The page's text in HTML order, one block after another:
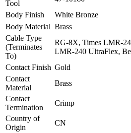
Tool
Body Finish
White Bronze
Body Material Brass
Cable Type
(Terminates
To)
RG-8X, Times LMR-
LMR-240 UltraFlex,
Contact Finish Gold
Contact
Material
Brass
Contact
Termination
Crimp
Country of
Origin
CN